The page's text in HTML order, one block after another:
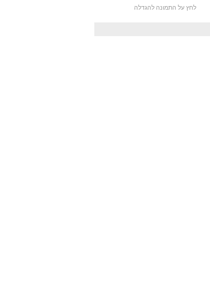
לחץ על התמונה להגדלה